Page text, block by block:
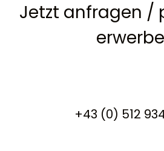
Jetzt anfragen /
+43 (0) 512